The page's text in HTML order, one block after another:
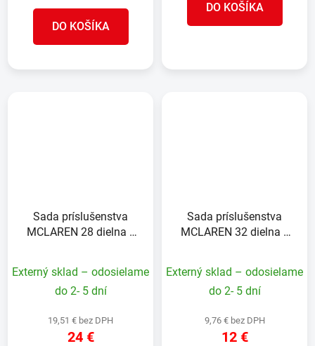
DO KOŠÍKA
DO KOŠÍKA
Sada príslušenstva
MCLAREN 28 dielna v
Externý sklad – odosielame
do 2- 5 dní
19,51 € bez DPH
24 €
Sada príslušenstva
MCLAREN 32 dielna s
Externý sklad – odosielame
do 2- 5 dní
9,76 € bez DPH
12 €